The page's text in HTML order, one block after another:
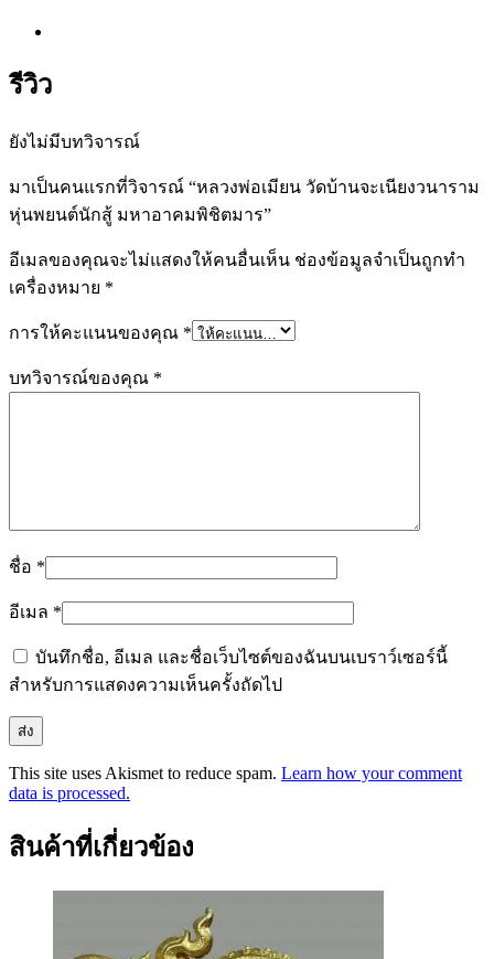
รีวิว
ยังไม่มีบทวิจารณ์
มาเป็นคนแรกที่วิจารณ์ “หลวงพ่อเมียน วัดบ้านจะเนียงวนาราม
หุ่นพยนต์นักสู้ มหาอาคมพิชิตมาร”
อีเมลของคุณจะไม่แสดงให้คนอื่นเห็น ช่องข้อมูลจำเป็นถูกทำ
เครื่องหมาย *
การให้คะแนนของคุณ *
บทวิจารณ์ของคุณ *
ชื่อ *
อีเมล *
บันทึกชื่อ, อีเมล และชื่อเว็บไซต์ของฉันบนเบราว์เซอร์นี้
สำหรับการแสดงความเห็นครั้งถัดไป
This site uses Akismet to reduce spam. Learn how your comment
data is processed.
สินค้าที่เกี่ยวข้อง